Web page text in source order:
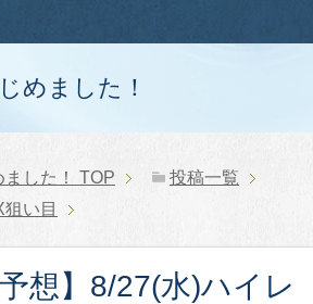
めました！
した！ TOP
投稿一覧
い目
想】8/27(水)ハイレ